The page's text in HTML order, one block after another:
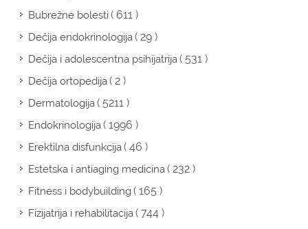
Bubrežne bolesti( 611 )
Dečija endokrinologija( 29 )
Dečija i adolescentna psihijatrija( 531 )
Dečija ortopedija( 2 )
Dermatologija( 5211 )
Endokrinologija( 1996 )
Erektilna disfunkcija( 46 )
Estetska i antiaging medicina( 232 )
Fitness i bodybuilding( 165 )
Fizijatrija i rehabilitacija( 744 )